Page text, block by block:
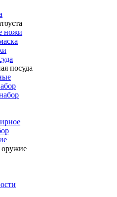
ножи
посуда
оружие